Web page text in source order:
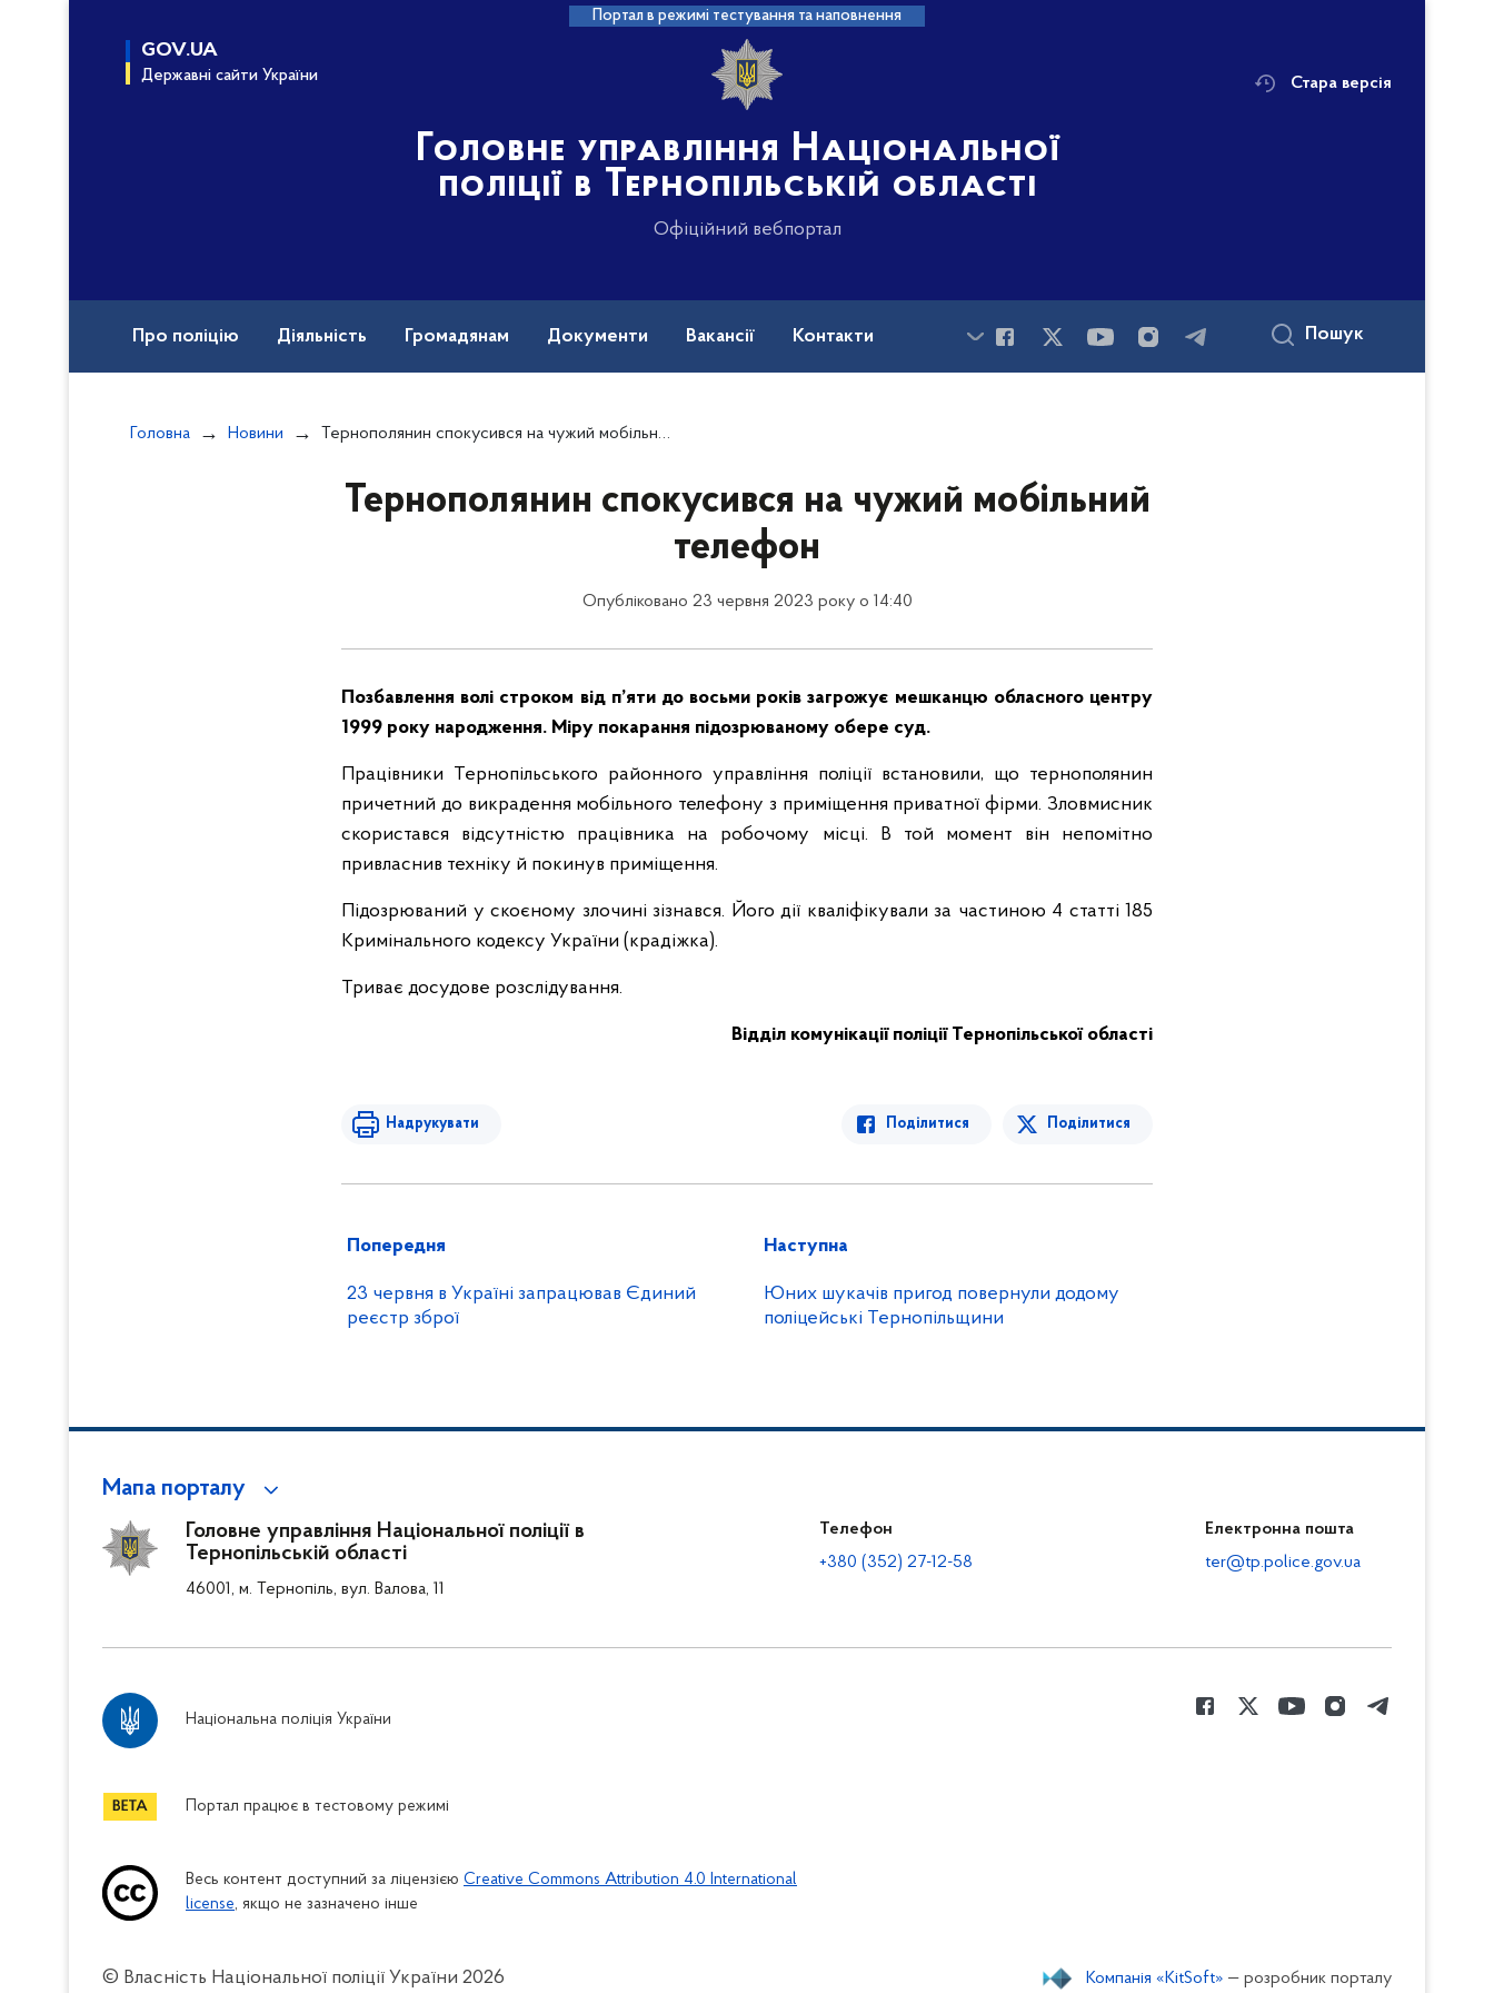
Портал в режимі тестування та наповнення
GOV.UA
Державні сайти України
Головне управління Національної
поліції в Тернопільській області
Офіційний вебпортал
Стара версія
Про поліцію Діяльність Громадянам Документи Вакансії Контакти Пошук
Головна Новини Тернополянин спокусився на чужий мобільний телефон
Тернополянин спокусився на чужий мобільний
телефон
Опубліковано 23 червня 2023 року о 14:40
Позбавлення волі строком від п’яти до восьми років загрожує мешканцю обласного центру
1999 року народження. Міру покарання підозрюваному обере суд.
Працівники Тернопільського районного управління поліції встановили, що тернополянин
причетний до викрадення мобільного телефону з приміщення приватної фірми. Зловмисник
скористався відсутністю працівника на робочому місці. В той момент він непомітно
привласнив техніку й покинув приміщення.
Підозрюваний у скоєному злочині зізнався. Його дії кваліфікували за частиною 4 статті 185
Кримінального кодексу України (крадіжка).
Триває досудове розслідування.
Відділ комунікації поліції Тернопільської області
Надрукувати Поділитися Поділитися
Попередня
23 червня в Україні запрацював Єдиний
реєстр зброї
Наступна
Юних шукачів пригод повернули додому
поліцейські Тернопільщини
Мапа порталу
Головне управління Національної поліції в
Тернопільській області
46001, м. Тернопіль, вул. Валова, 11
Телефон
+380 (352) 27-12-58
Електронна пошта
ter@tp.police.gov.ua
Національна поліція України
Портал працює в тестовому режимі
Весь контент доступний за ліцензією Creative Commons Attribution 4.0 International
license, якщо не зазначено інше
© Власність Національної поліції України 2026 Компанія «KitSoft» — розробник порталу